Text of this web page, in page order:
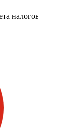
налогов